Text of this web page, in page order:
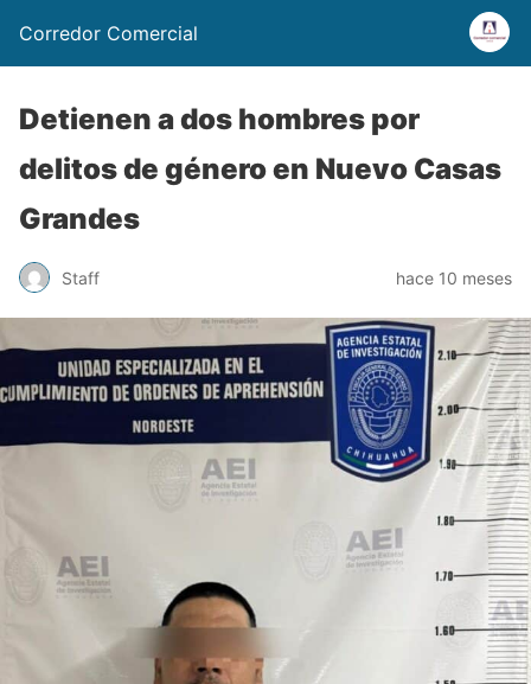
Corredor Comercial
Detienen a dos hombres por
delitos de género en Nuevo Casas
Grandes
Staff hace 10 meses